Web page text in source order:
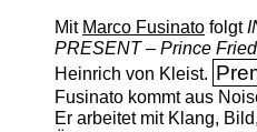
Mit Marco Fusinatofolgt
PRESENT – Prince
Heinrich von Kleist.
Fusinato kommt aus
Er arbeitet mit Klang,